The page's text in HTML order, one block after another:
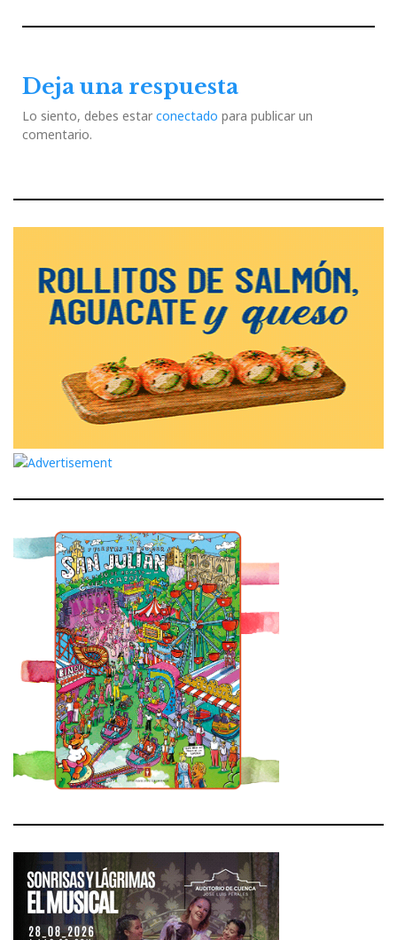
entradas
Deja una respuesta
Lo siento, debes estar conectado para publicar un
comentario.